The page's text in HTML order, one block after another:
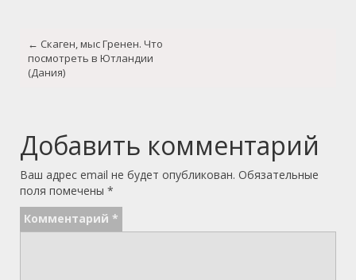
navigation
← Скаген, мыс Гренен. Что
посмотреть в Ютландии
(Дания)
Добавить комментарий
Ваш адрес email не будет опубликован. Обязательные
поля помечены *
Комментарий *